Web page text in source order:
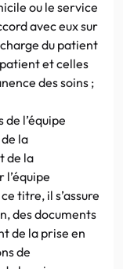
ou le service
avec eux sur
du patient
et celles
des soins ;
l’équipe
la
de la
titre, il s’assure
des documents
de la prise en
de